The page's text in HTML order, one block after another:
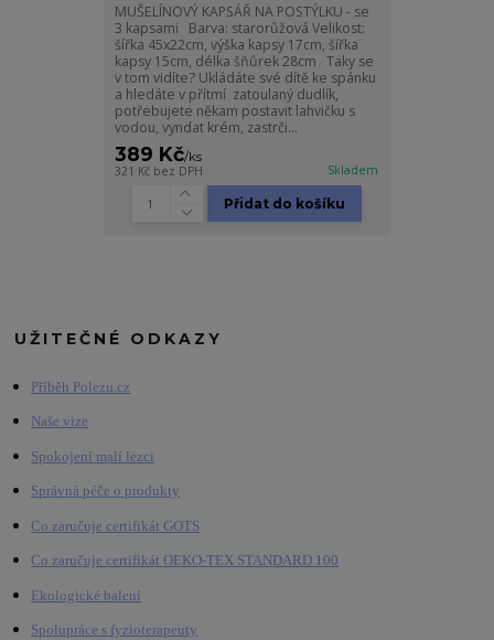
MUŠELÍNOVÝ KAPSÁŘ NA POSTÝLKU - se
3 kapsami Barva: starorůžová Velikost:
šířka 45x22cm, výška kapsy 17cm, šířka
kapsy 15cm, délka šňůrek 28cm Taky se
v tom vidíte? Ukládáte své dítě ke spánku
a hledáte v přítmí zatoulaný dudlík,
potřebujete někam postavit lahvičku s
vodou, vyndat krém, zastrči...
389 Kč/ks
321 Kč bez DPH Skladem
Přidat do košíku
UŽITEČNÉ ODKAZY
Příběh Polezu.cz
Naše vize
Spokojení malí lezci
Správná péče o produkty
Co zaručuje certifikát GOTS
Co zaručuje certifikát OEKO-TEX STANDARD 100
Ekologické balení
Spolupráce s fyzioterapeuty